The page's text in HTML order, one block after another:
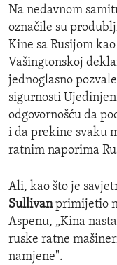
Na nedavnom
označile su
Kine sa Rusijom
Vašingtonskoj
jednoglasno
sigurnosti
odgovornošću da
i da prekine svaku
ratnim naporima
Ali, kao što je
Sullivanprimijetio
Aspenu, „Kina
ruske ratne
namjene".